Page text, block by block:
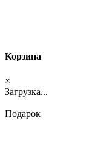
Корзина
×
Загрузка...
Подарок